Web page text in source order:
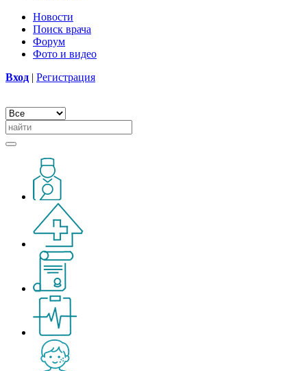
Новости
Поиск врача
Форум
Фото и видео
Вход | Регистрация